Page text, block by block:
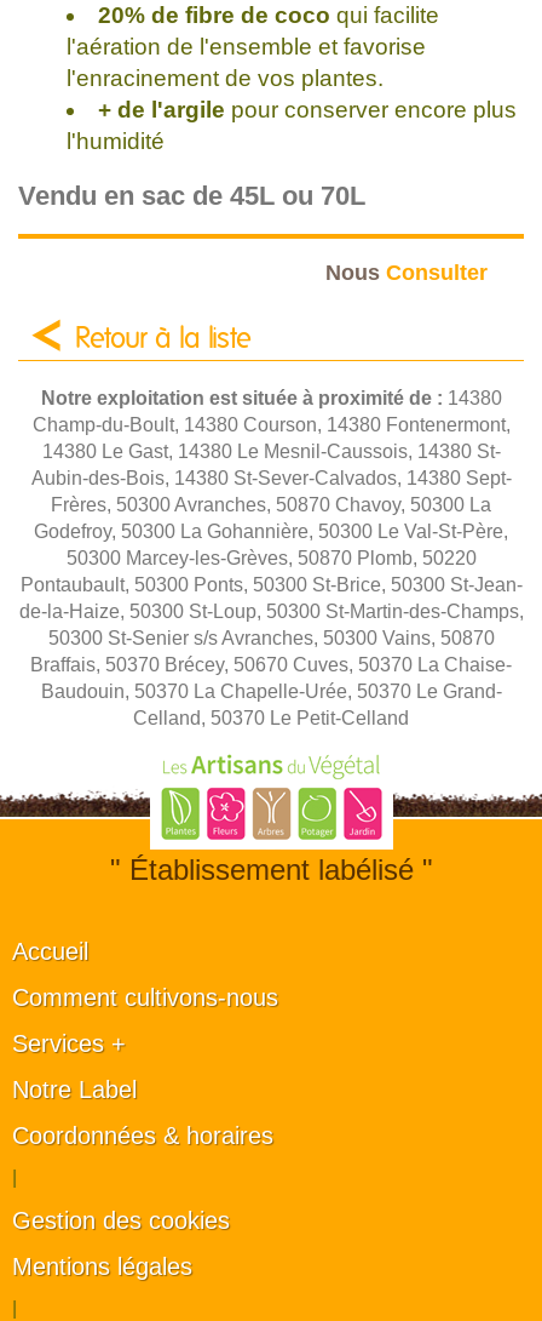
20% de fibre de coco qui facilite
l'aération de l'ensemble et favorise
l'enracinement de vos plantes.
+ de l'argile pour conserver encore plus
l'humidité
Vendu en sac de 45L ou 70L
Nous Consulter
Retour à la liste
Notre exploitation est située à proximité de : 14380
Champ-du-Boult, 14380 Courson, 14380 Fontenermont,
14380 Le Gast, 14380 Le Mesnil-Caussois, 14380 St-
Aubin-des-Bois, 14380 St-Sever-Calvados, 14380 Sept-
Frères, 50300 Avranches, 50870 Chavoy, 50300 La
Godefroy, 50300 La Gohannière, 50300 Le Val-St-Père,
50300 Marcey-les-Grèves, 50870 Plomb, 50220
Pontaubault, 50300 Ponts, 50300 St-Brice, 50300 St-Jean-
de-la-Haize, 50300 St-Loup, 50300 St-Martin-des-Champs,
50300 St-Senier s/s Avranches, 50300 Vains, 50870
Braffais, 50370 Brécey, 50670 Cuves, 50370 La Chaise-
Baudouin, 50370 La Chapelle-Urée, 50370 Le Grand-
Celland, 50370 Le Petit-Celland
" Établissement labélisé "
Accueil
Comment cultivons-nous
Services +
Notre Label
Coordonnées & horaires
Gestion des cookies
Mentions légales